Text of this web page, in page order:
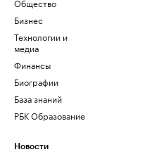
Бизнес
Технологии и
медиа
Финансы
Биографии
База знаний
РБК Образование
Новости